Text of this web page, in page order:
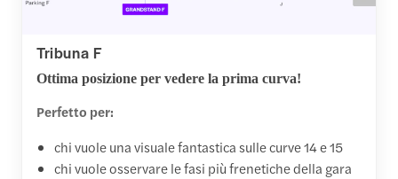
Tribuna F
Ottima posizione per vedere la prima curva!
Perfetto per:
chi vuole una visuale fantastica sulle curve 14 e 15
chi vuole osservare le fasi più frenetiche della gara